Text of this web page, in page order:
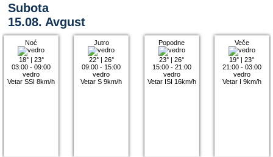
Subota
15.08. Avgust
Noć
18°| 23°
03:00 - 09:00
vedro
Vetar SSI 8km/h
Jutro
22°| 26°
09:00 - 15:00
vedro
Vetar S 9km/h
Popodne
23° |26°
15:00 - 21:00
vedro
Vetar ISI 16km/h
Veče
19° |23°
21:00 - 03:00
vedro
Vetar I 9km/h